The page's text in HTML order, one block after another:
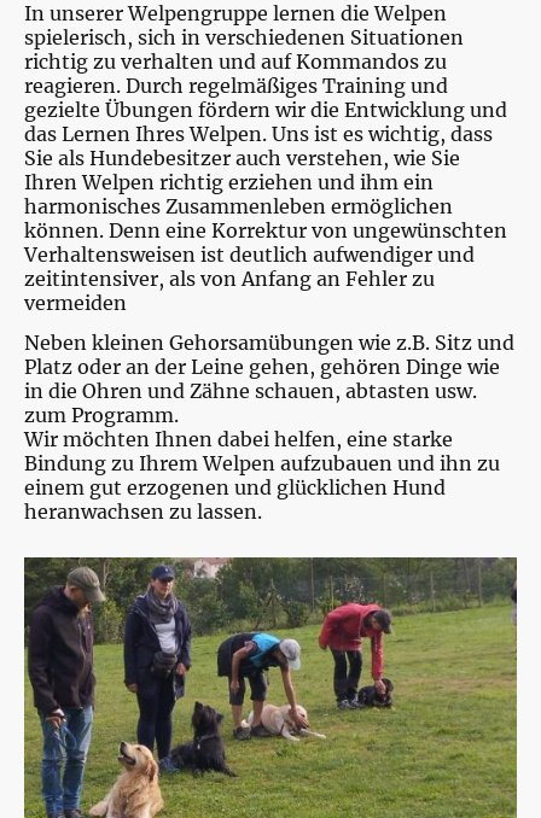
In unserer Welpengruppe lernen die Welpen
spielerisch, sich in verschiedenen Situationen
richtig zu verhalten und auf Kommandos zu
reagieren. Durch regelmäßiges Training und
gezielte Übungen fördern wir die Entwicklung und
das Lernen Ihres Welpen. Uns ist es wichtig, dass
Sie als Hundebesitzer auch verstehen, wie Sie
Ihren Welpen richtig erziehen und ihm ein
harmonisches Zusammenleben ermöglichen
können. Denn eine Korrektur von ungewünschten
Verhaltensweisen ist deutlich aufwendiger und
zeitintensiver, als von Anfang an Fehler zu
vermeiden
Neben kleinen Gehorsamübungen wie z.B. Sitz und
Platz oder an der Leine gehen, gehören Dinge wie
in die Ohren und Zähne schauen, abtasten usw.
zum Programm.
Wir möchten Ihnen dabei helfen, eine starke
Bindung zu Ihrem Welpen aufzubauen und ihn zu
einem gut erzogenen und glücklichen Hund
heranwachsen zu lassen.